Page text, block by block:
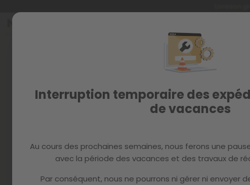
Interruption temporaire des
de vacances
Au cours des prochaines semaines, nous ferons une
avec la période des vacances et des travaux de
Par conséquent, nous ne pourrons ni gérer ni envoyer
Allez
Mot